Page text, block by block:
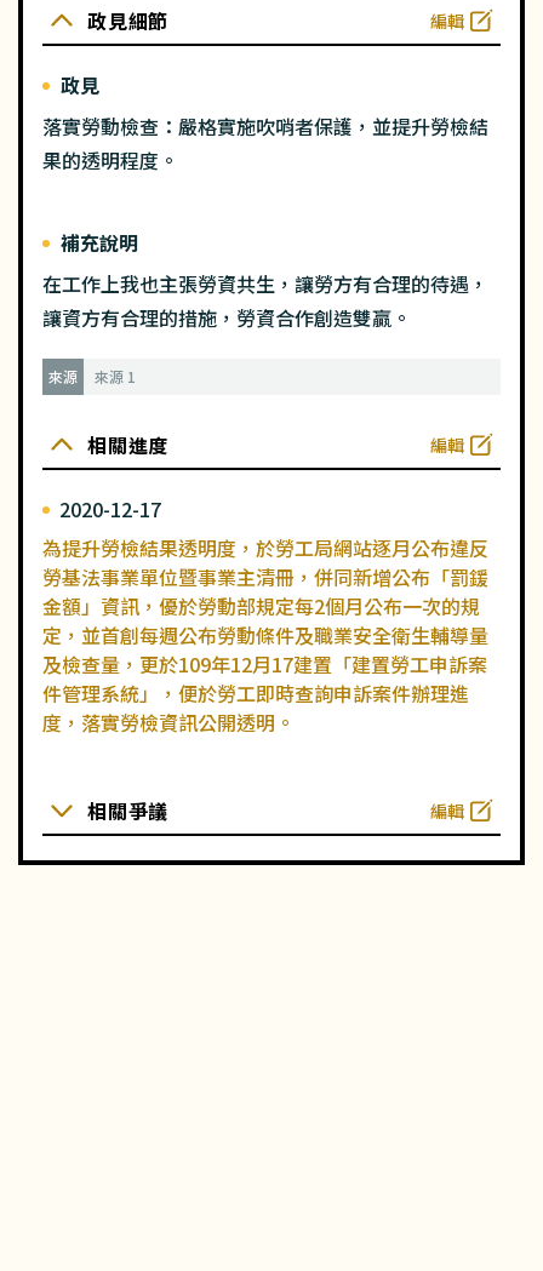
政見細節 編輯
政見
落實勞動檢查：嚴格實施吹哨者保護，並提升勞檢結
果的透明程度。
補充說明
在工作上我也主張勞資共生，讓勞方有合理的待遇，
讓資方有合理的措施，勞資合作創造雙贏。
來源 來源 1
相關進度 編輯
2020-12-17
為提升勞檢結果透明度，於勞工局網站逐月公布違反
勞基法事業單位暨事業主清冊，併同新增公布「罰鍰
金額」資訊，優於勞動部規定每2個月公布一次的規
定，並首創每週公布勞動條件及職業安全衛生輔導量
及檢查量，更於109年12月17建置「建置勞工申訴案
件管理系統」，便於勞工即時查詢申訴案件辦理進
度，落實勞檢資訊公開透明。
相關爭議 編輯